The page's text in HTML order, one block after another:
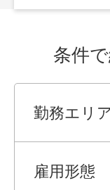
務
条件
勤務エリ
雇用形態